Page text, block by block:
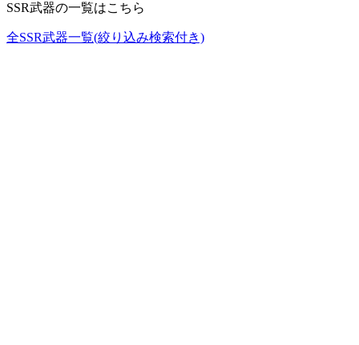
SSR武器の一覧はこちら
全SSR武器一覧(絞り込み検索付き)